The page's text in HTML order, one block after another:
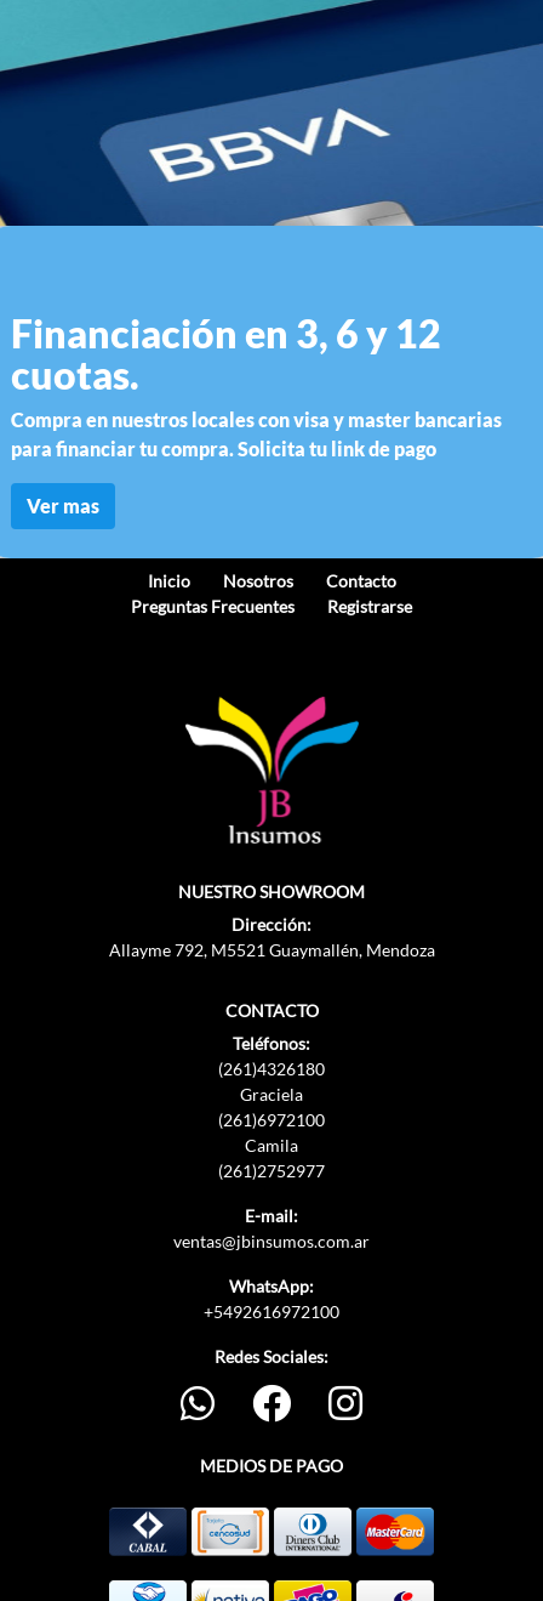
Financiación en 3, 6 y 12
cuotas.
Compra en nuestros locales con visa y master bancarias
para financiar tu compra. Solicita tu link de pago
Ver mas
Inicio Nosotros
Contacto
Preguntas Frecuentes
Registrarse
NUESTRO SHOWROOM
Dirección:
Allayme 792, M5521 Guaymallén, Mendoza
CONTACTO
Teléfonos:
(261)4326180
Graciela
(261)6972100
Camila
(261)2752977
E-mail:
ventas@jbinsumos.com.ar
WhatsApp:
+5492616972100
Redes Sociales:
MEDIOS DE PAGO